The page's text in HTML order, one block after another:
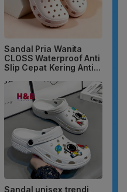
Sandal Pria Wanita
CLOSS Waterproof Anti
Slip Cepat Kering Anti...
Sandal unisex trendi,